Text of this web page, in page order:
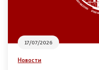
Дијалог меѓу Владата и
17/07/2026
Новости